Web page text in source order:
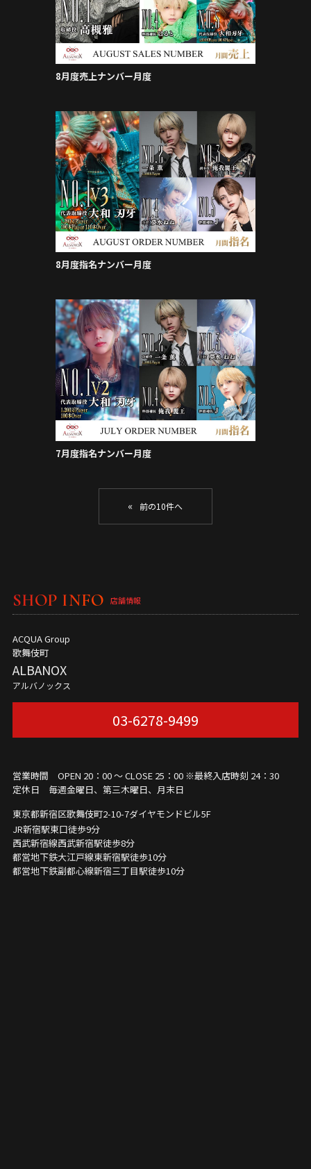
8月度売上ナンバー月度
8月度指名ナンバー月度
7月度指名ナンバー月度
«
SHOP INFO 店舗情報
ACQUA Group
歌舞伎町
ALBANOX
アルバノックス
03-6278-9499
営業時間 OPEN 20：00 ～ CLOSE 25：00 ※最終入店時刻 24：30
定休日 毎週金曜日、第三木曜日、月末日
東京都新宿区歌舞伎町2-10-7ダイヤモンドビル5F
JR新宿駅東口徒歩9分
西武新宿線西武新宿駅徒歩8分
都営地下鉄大江戸線東新宿駅徒歩10分
都営地下鉄副都心線新宿三丁目駅徒歩10分